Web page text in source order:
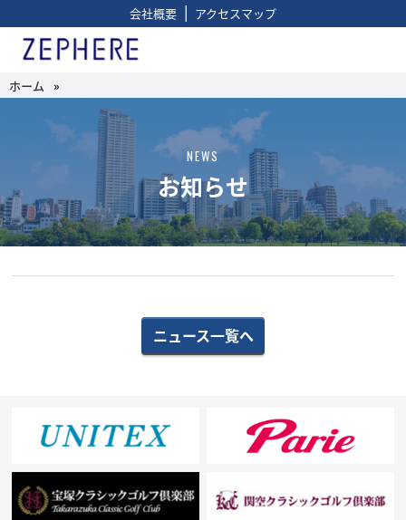
会社概要 | アクセスマップ
ホーム »
NEWS
お知らせ
ニュース一覧へ